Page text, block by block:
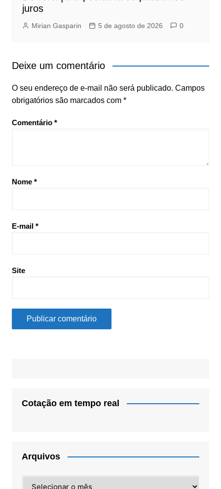
juros
Mirian Gasparin 5 de agosto de 2026 0
Deixe um comentário
O seu endereço de e-mail não será publicado. Campos
obrigatórios são marcados com *
Comentário *
Nome *
E-mail *
Site
Cotação em tempo real
Arquivos